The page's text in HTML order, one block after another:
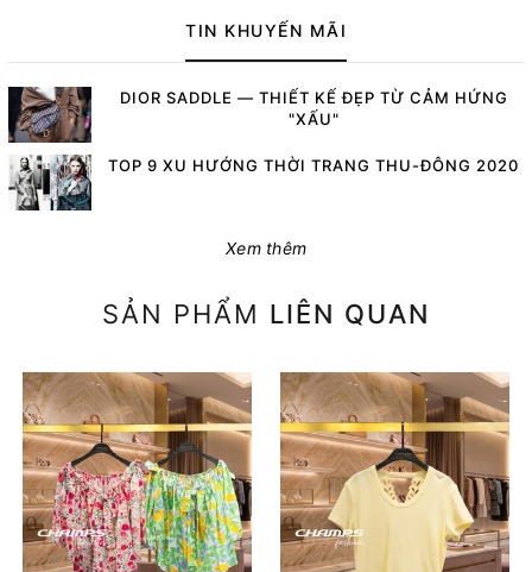
TIN KHUYẾN MÃI
DIOR SADDLE — THIẾT KẾ ĐẸP TỪ CẢM HỨNG
"XẤU"
TOP 9 XU HƯỚNG THỜI TRANG THU-ĐÔNG 2020
Xem thêm
SẢN PHẨM LIÊN QUAN